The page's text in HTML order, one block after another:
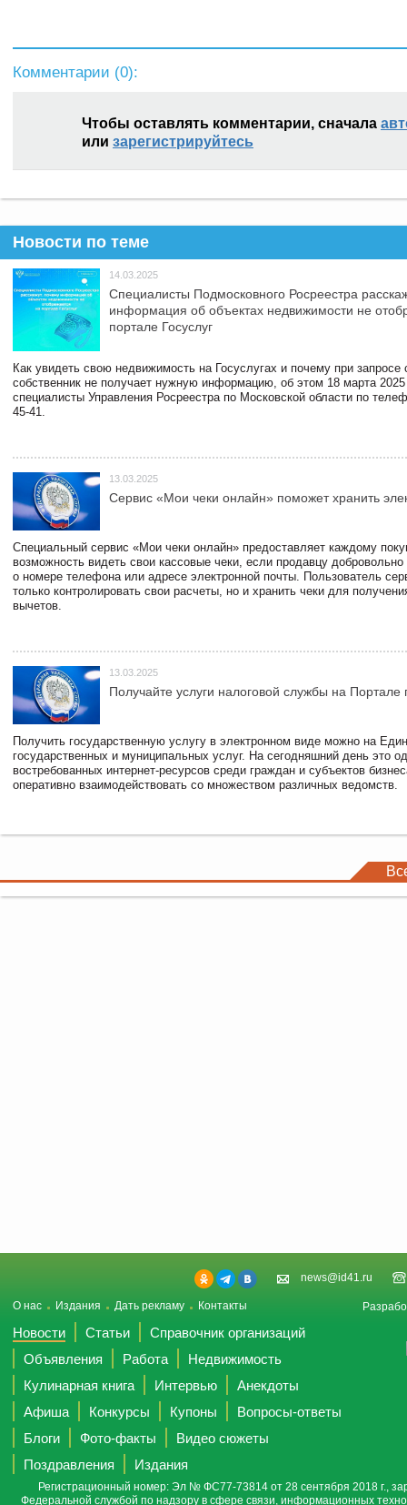
Комментарии (0):
Чтобы оставлять комментарии, сначала
или зарегистрируйтесь
Новости по теме
14.03.2025
Специалисты Подмосковного Росреестра
информация об объектах недвижимости не
портале Госуслуг
Как увидеть свою недвижимость на Госуслугах и почему при запросе
собственник не получает нужную информацию, об этом 18 марта 2025
специалисты Управления Росреестра по Московской области по
45-41.
13.03.2025
Сервис «Мои чеки онлайн» поможет хранить
Специальный сервис «Мои чеки онлайн» предоставляет каждому
возможность видеть свои кассовые чеки, если продавцу
о номере телефона или адресе электронной почты. Пользователь
только контролировать свои расчеты, но и хранить чеки для
вычетов.
13.03.2025
Получайте услуги налоговой службы на Портале
Получить государственную услугу в электронном виде можно на
государственных и муниципальных услуг. На сегодняшний день это
востребованных интернет-ресурсов среди граждан и субъектов
оперативно взаимодействовать со множеством различных ведомств.
news@id41.ru
О нас Издания Дать рекламу Контакты
Новости Статьи
Справочник организаций
Объявления
Работа
Недвижимость
Кулинарная книга
Интервью
Анекдоты
Афиша
Конкурсы Купоны
Вопросы-ответы
Блоги
Фото-факты
Видео сюжеты
Поздравления
Издания
Регистрационный номер: Эл № ФС77-73814 от 28 сентября 2018 г.,
Федеральной службой по надзору в сфере связи, информационных